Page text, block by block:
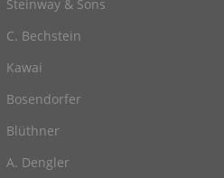
Steinway & Sons
C. Bechstein
Kawai
Bosendorfer
Blüthner
A. Dengler